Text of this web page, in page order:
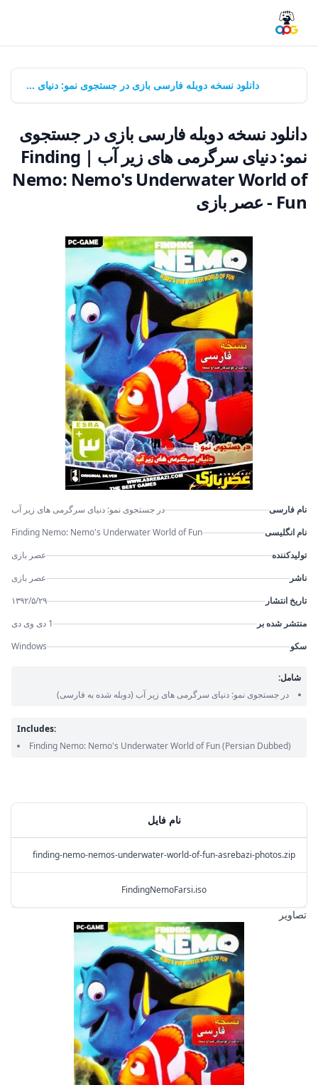
بازی‌ها دانلود نسخه دوبله فارسی بازی در جستجوی نمو: دنیای سرگرمی های زیر آب | Finding Nemo: Nemo's Underwater World of Fun - عصر بازی
دانلود نسخه دوبله فارسی بازی در جستجوی
نمو: دنیای سرگرمی های زیر آب | Finding
Nemo: Nemo's Underwater World of
Fun - عصر بازی
نام فایل
finding-nemo-nemos-underwater-world-of-fun-asrebazi-photos.zip
FindingNemoFarsi.iso
تصاویر
نام فارسی
در جستجوی نمو: دنیای سرگرمی های زیر آب
نام انگلیسی
Finding Nemo: Nemo's Underwater World of Fun
تولیدکننده
عصر بازی
ناشر
عصر بازی
تاریخ انتشار
۱۳۹۲/۵/۲۹
منتشر شده بر
1 دی وی دی
سکو
Windows
شامل:
در جستجوی نمو: دنیای سرگرمی های زیر آب (دوبله شده به فارسی)
Includes:
Finding Nemo: Nemo's Underwater World of Fun(Persian Dubbed)